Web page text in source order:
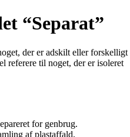
“Separat”
der er adskilt eller forskelligt
referere til noget, der er isoleret
for genbrug.
af plastaffald.